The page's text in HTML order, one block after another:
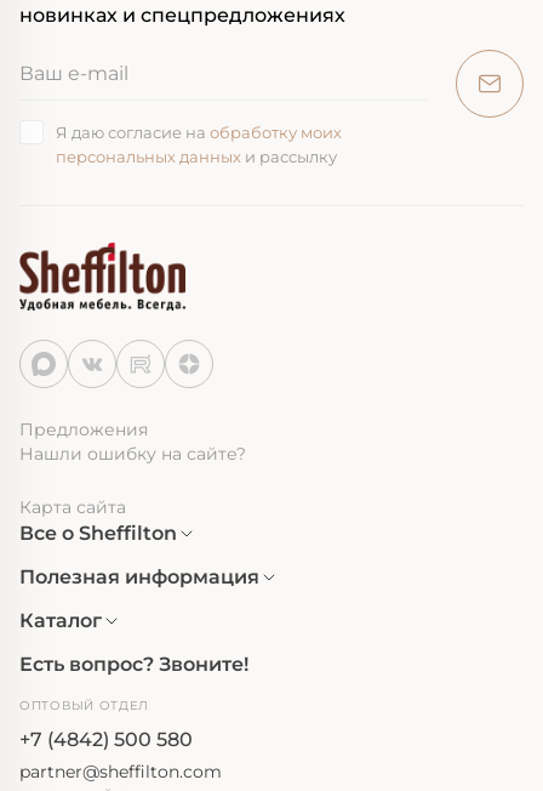
новинках и спецпредложениях
Я даю согласие на обработку моих
персональных данных и рассылку
Предложения
Нашли ошибку на сайте?
Карта сайта
Все о Sheffilton
Полезная информация
Каталог
Есть вопрос? Звоните!
ОПТОВЫЙ ОТДЕЛ
+7 (4842) 500 580
partner@sheffilton.com